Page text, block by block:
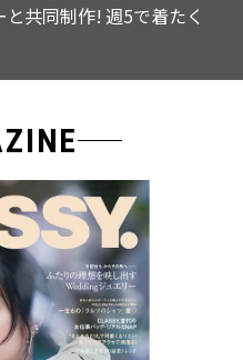
と共同制作! 週5で着たく